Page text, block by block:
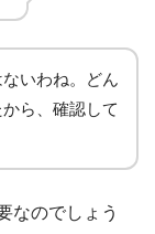
いわね。どん
ら、確認して
なのでしょう